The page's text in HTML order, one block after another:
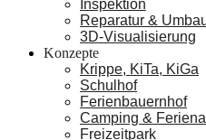
Inspektion
Reparatur &
3D-Visualisierung
Konzepte
Krippe, KiTa, KiGa
Schulhof
Ferienbauernhof
Camping &
Freizeitpark